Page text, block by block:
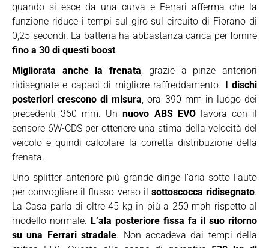
quando si esce da una curva e Ferrari afferma che la
funzione riduce i tempi sul giro sul circuito di Fiorano di
0,25 secondi. La batteria ha abbastanza carica per fornire
fino a 30 di questi boost.
Migliorata anche la frenata , grazie a pinze anteriori
ridisegnate e capaci di migliore raffreddamento. I dischi
posteriori crescono di misura , ora 390 mm in luogo dei
precedenti 360 mm. Unnuovo ABS EVOlavora con il
sensore 6W-CDS per ottenere una stima della velocità del
veicolo e quindi calcolare la corretta distribuzione della
frenata.
Uno splitter anteriore più grande dirige l’aria sotto l’auto
per convogliare il flusso verso il sottoscocca ridisegnato.
La Casa parla di oltre 45 kg in più a 250 mph rispetto al
modello normale. L’ala posteriore fissa fa il suo ritorno
su una Ferrari stradale. Non accadeva dai tempi della